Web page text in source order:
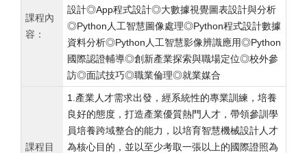
課程內
容：
設計◎App程式設計◎大數據視覺圖表設計與分析
◎Python人工智慧圖像處理◎Python程式設計數據
資料分析◎Python人工智慧影像辨識應用◎Python
國際認證輔導◎創新產業探索與職場定位◎校外參
訪◎面試技巧◎職業倫理◎就業媒合
課程目
1.產業人才需求出發，經系統性的專業訓練，培養
良好的態度，打造產業優質熱門人才，帶領參訓學
員培養跨域整合的能力，以培育智慧機械設計人才
為核心目的，並以至少考取一張以上的國際證照為